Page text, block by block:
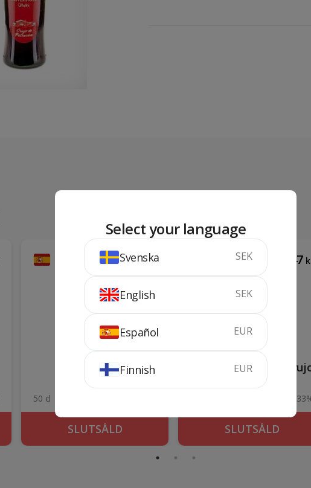
203kr
Fayal Orujo
50 cl
SLUTSÅLD
247
Sierra del Oso Mix
SLUTSÅLD
Select your language
Svenska SEK
English SEK
Español EUR
Finnish EUR